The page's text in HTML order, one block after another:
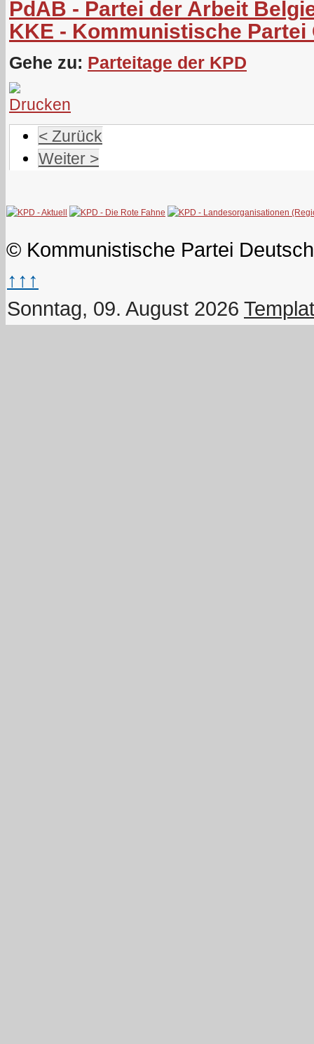
PdAB - Partei der Arbeit
KKE - Kommunistische Partei
Gehe zu: Parteitage der KPD
< Zurück
Weiter >
© Kommunistische Partei
↑↑↑
Sonntag, 09. August 2026